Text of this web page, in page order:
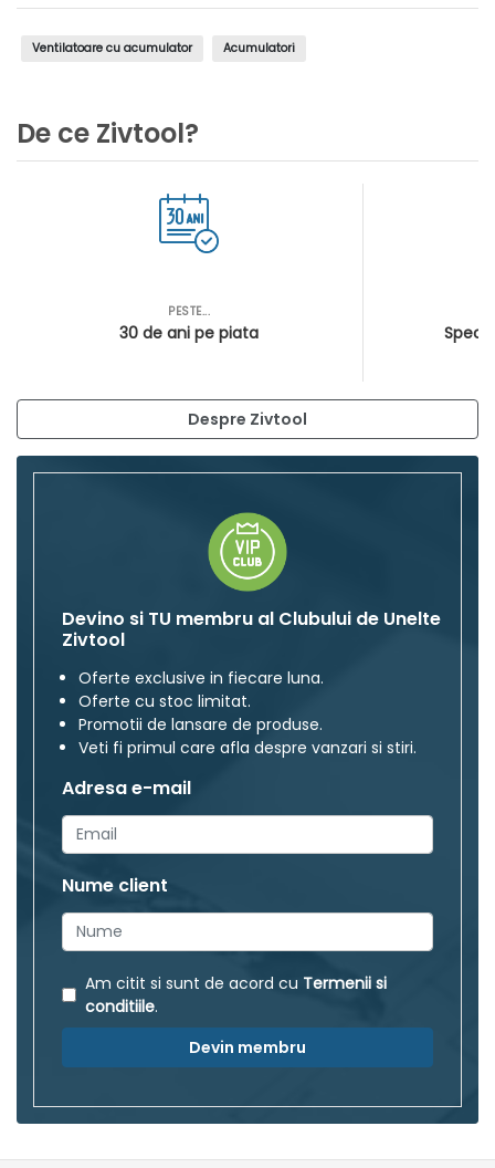
Ventilatoare cu acumulator Acumulatori
De ce Zivtool?
PESTE...
30 de ani pe piata
Despre Zivtool
Devino si TU membru al Clubului de Unelte
Zivtool
Oferte exclusive in fiecare luna.
Oferte cu stoc limitat.
Promotii de lansare de produse.
Veti fi primul care afla despre vanzari si stiri.
Adresa e-mail
Nume client
Am citit si sunt de acord cu Termenii si
conditiile.
Devin membru